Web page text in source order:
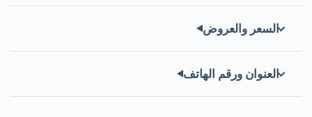
السعر والعروض
العنوان ورقم الهاتف